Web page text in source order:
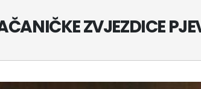
ZVJEZDICE